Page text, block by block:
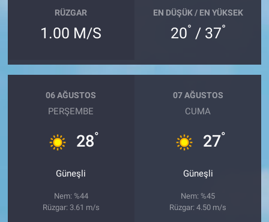
RÜZGAR
1.00 M/S
EN DÜŞÜK / EN YÜKSEK
20° / 37°
06 AĞUSTOS
PERŞEMBE
28°
Güneşli
Nem: %44
Rüzgar: 3.61 m/s
07 AĞUSTOS
CUMA
27°
Güneşli
Nem: %45
Rüzgar: 4.50 m/s